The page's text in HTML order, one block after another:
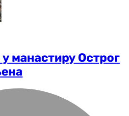
у манастиру Острог